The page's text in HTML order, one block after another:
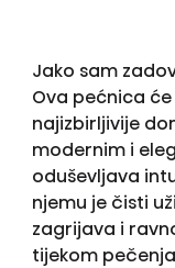
Jako sam
Ova pećnica
najizbirljivije
modernim i
oduševljava
njemu je čisti
zagrijava i
tijekom